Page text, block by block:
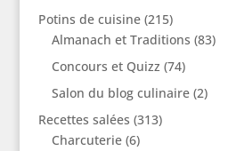
Potins de cuisine(215)
Almanach et Traditions (83)
Concours et Quizz (74)
Salon du blog culinaire(2)
Recettes salées (313)
Charcuterie(6)